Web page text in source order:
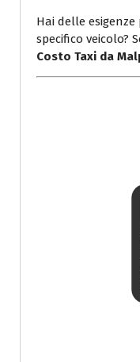
Hai delle
specifico veicolo?
Costo Taxi da